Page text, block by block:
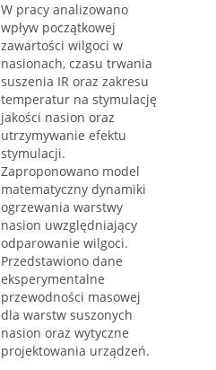
W pracy analizowano
wpływ początkowej
zawartości wilgoci w
nasionach, czasu trwania
suszenia IR oraz zakresu
temperatur na stymulację
jakości nasion oraz
utrzymywanie efektu
stymulacji.
Zaproponowano model
matematyczny dynamiki
ogrzewania warstwy
nasion uwzględniający
odparowanie wilgoci.
Przedstawiono dane
eksperymentalne
przewodności masowej
dla warstw suszonych
nasion oraz wytyczne
projektowania urządzeń.